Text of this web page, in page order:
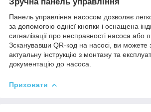
Панель управління насосом дозволяє
за допомогою однієї кнопки і оснащена
сигналізації про несправності насоса або
Зсканувавши QR-код на насосі, ви можете
актуальну інструкцію з монтажу та
документацію до насоса.
Приховати